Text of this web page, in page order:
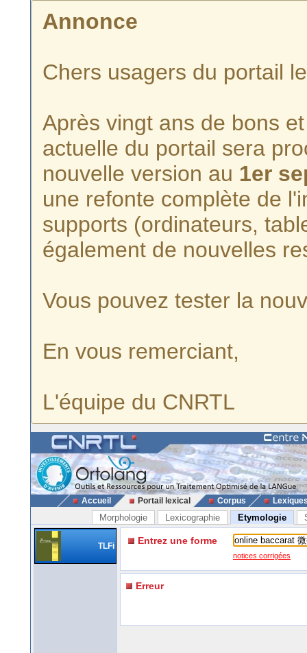
Annonce
Chers usagers du portail
Après vingt ans de bons
actuelle du portail sera
nouvelle version au 1er
une refonte complète de
supports (ordinateurs,
également de nouvelles
Vous pouvez tester la
En vous remerciant,
L'équipe du CNRTL
Accueil Portail lexical Corpus
Morphologie Lexicographie Etymologie
TLFi Entrez une forme
notices corrigées
Erreur